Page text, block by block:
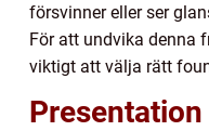
försvinner eller ser
För att undvika denna
viktigt att välja rätt